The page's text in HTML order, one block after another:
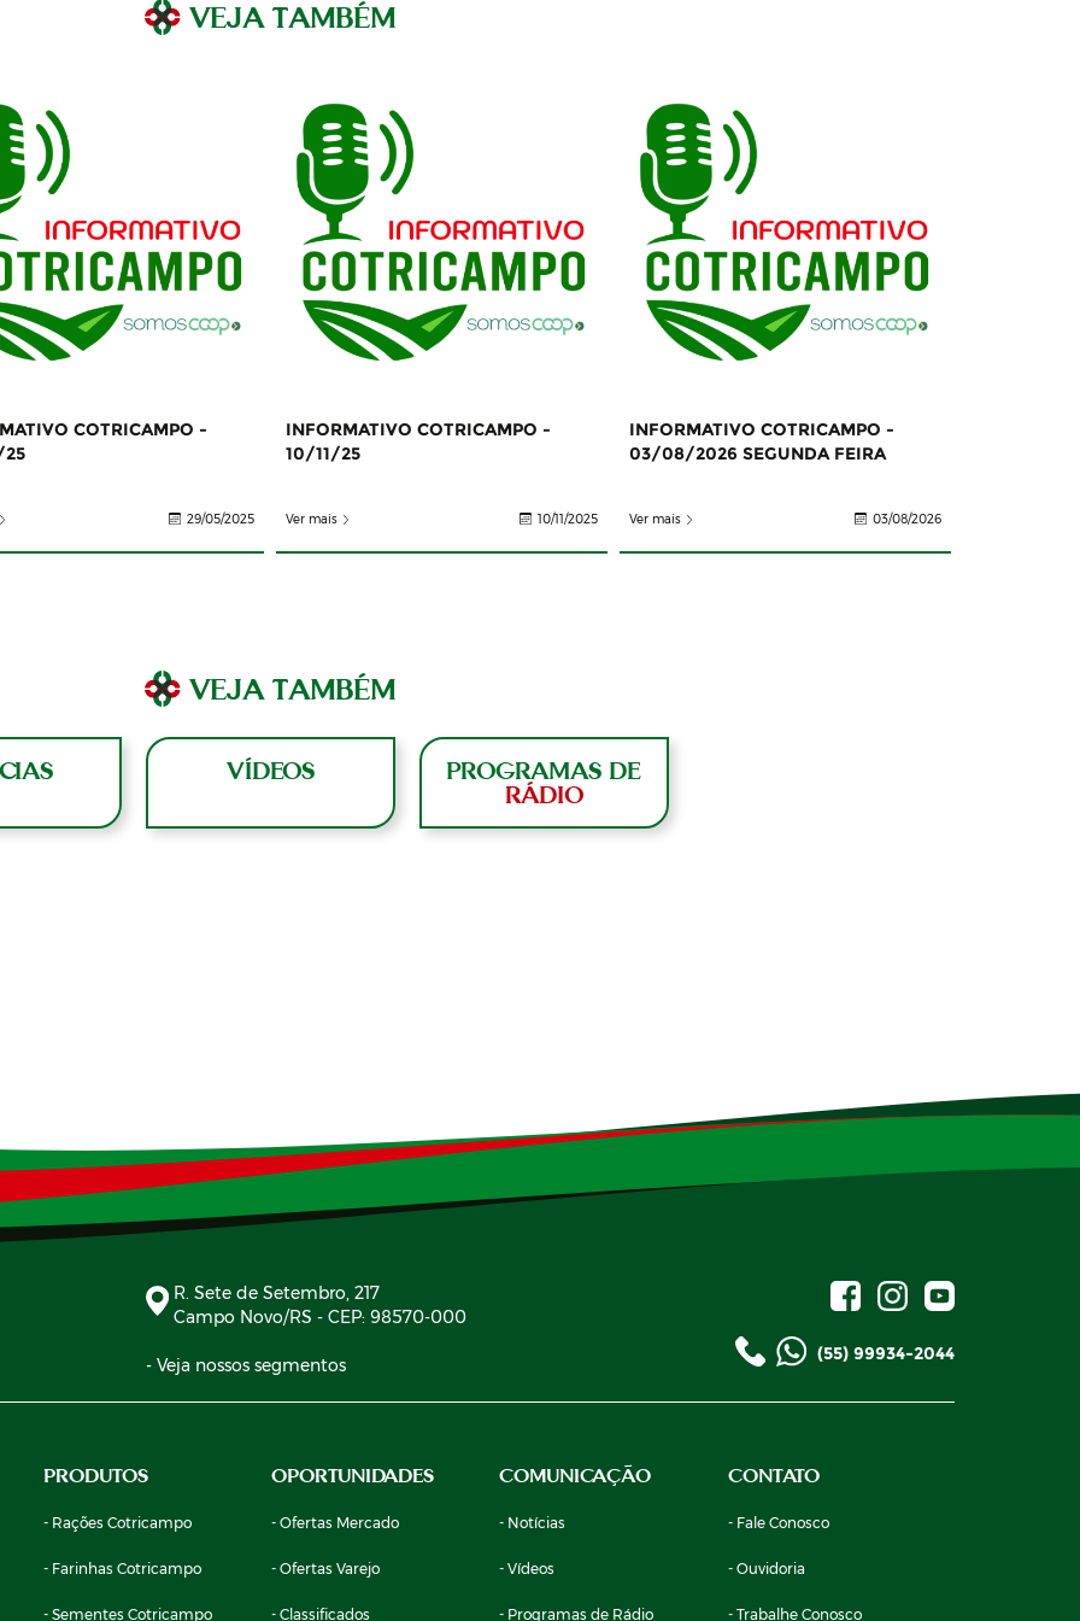
VEJA TAMBÉM
COTRICAMPO -
29/05/2025
INFORMATIVO COTRICAMPO -
10/11/25
Ver mais 10/11/2025
INFORMATIVO COTRICAMPO -
03/08/2026 SEGUNDA FEIRA
Ver mais 03/08/2026
VEJA TAMBÉM
VÍDEOS
PROGRAMAS DE
RÁDIO
R. Sete de Setembro, 217
Campo Novo/RS - CEP: 98570-000
- Veja nossos segmentos
(55) 99934-2044
PRODUTOS
- Rações Cotricampo
- Farinhas Cotricampo
- Sementes Cotricampo
OPORTUNIDADES
- Ofertas Mercado
- Ofertas Varejo
- Classificados
COMUNICAÇÃO
- Notícias
- Vídeos
- Programas de Rádio
CONTATO
- Fale Conosco
- Ouvidoria
- Trabalhe Conosco